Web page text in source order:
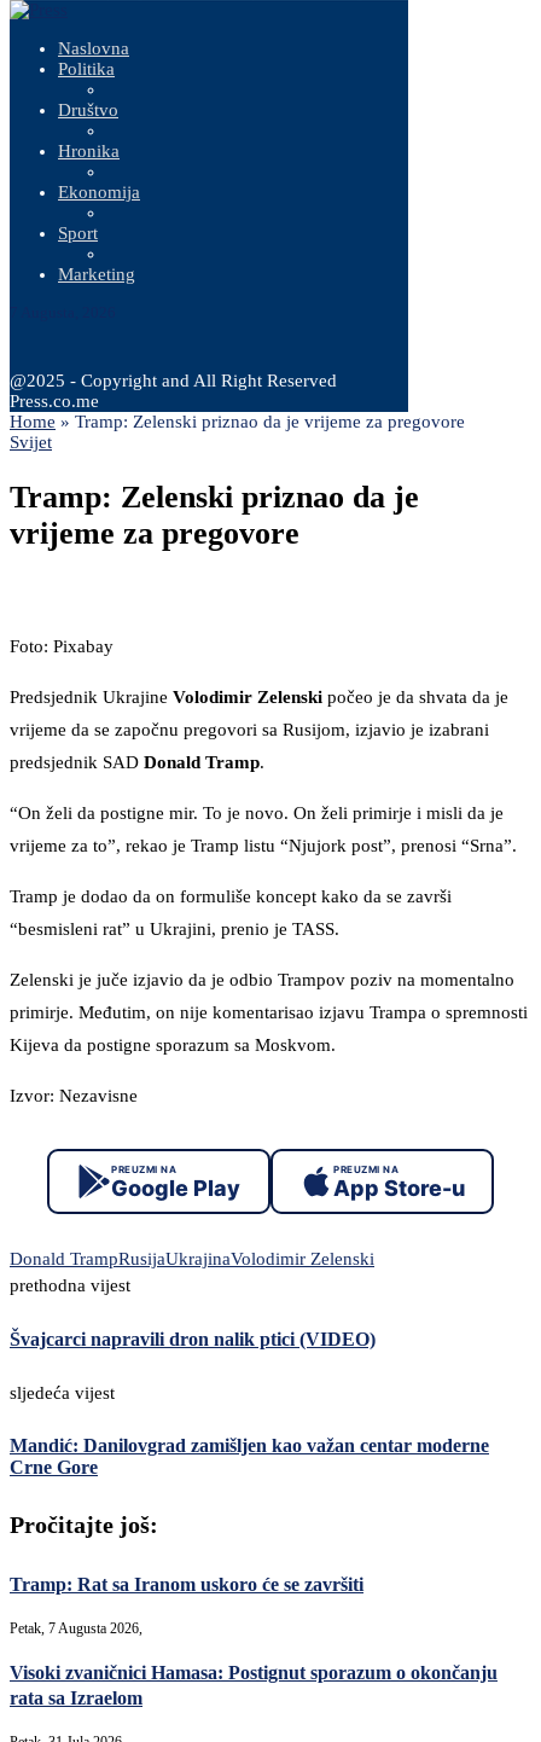
Naslovna
Politika
Društvo
Hronika
Ekonomija
Sport
Marketing
@2025 - Copyright and All Right Reserved
Press.co.me
Home » Tramp: Zelenski priznao da je vrijeme za pregovore
Svijet
Tramp: Zelenski priznao da je
vrijeme za pregovore
Foto: Pixabay
Predsjednik Ukrajine Volodimir Zelenski počeo je da shvata da je
vrijeme da se započnu pregovori sa Rusijom, izjavio je izabrani
predsjednik SAD Donald Tramp.
“On želi da postigne mir. To je novo. On želi primirje i misli da je
vrijeme za to”, rekao je Tramp listu “Njujork post”, prenosi “Srna”.
Tramp je dodao da on formuliše koncept kako da se završi
“besmisleni rat” u Ukrajini, prenio je TASS.
Zelenski je juče izjavio da je odbio Trampov poziv na momentalno
primirje. Međutim, on nije komentarisao izjavu Trampa o spremnosti
Kijeva da postigne sporazum sa Moskvom.
Izvor: Nezavisne
PREUZMI NA
Google Play
PREUZMI NA
App Store-u
Donald TrampRusijaUkrajinaVolodimir Zelenski
prethodna vijest
Švajcarci napravili dron nalik ptici (VIDEO)
sljedeća vijest
Mandić: Danilovgrad zamišljen kao važan centar moderne
Crne Gore
Pročitajte još:
Tramp: Rat sa Iranom uskoro će se završiti
Petak, 7 Augusta 2026,
Visoki zvaničnici Hamasa: Postignut sporazum o okončanju
rata sa Izraelom